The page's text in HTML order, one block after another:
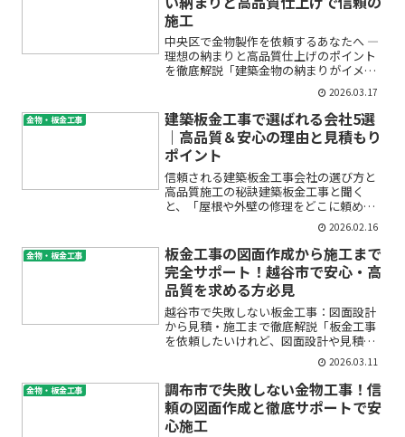
施工
中央区で金物製作を依頼するあなたへ ―
理想の納まりと高品質仕上げのポイント
を徹底解説「建築金物の納まりがイメー
ジ通りに仕上がるか不安」「オーダーメ
イドのステンレス金物製作を中央区で安
心して依頼できる業者はどこ？」「金物
納まり設計の注意点や...
2026.03.17
金物・板金工事
建築板金工事で選ばれる会社5選
｜高品質＆安心の理由と見積もり
ポイント
信頼される建築板金工事会社の選び方と
高品質施工の秘訣建築板金工事と聞く
と、「屋根や外壁の修理をどこに頼めば
いいかわからない」「見積もりが適正か
どうか不安」「仕上がりの違いが分から
ない」といった悩みをお持ちの方も多い
のではないでしょうか。特に...
2026.02.16
金物・板金工事
板金工事の図面作成から施工まで
完全サポート！越谷市で安心・高
品質を求める方必見
越谷市で失敗しない板金工事：図面設計
から見積・施工まで徹底解説「板金工事
を依頼したいけれど、図面設計や見積の
流れがわからず不安」「越谷市で信頼で
きる業者ってどう探せばいいの？」――そん
なお悩みを抱えていませんか？建物の美
観や耐久性、安全性に...
2026.03.11
金物・板金工事
調布市で失敗しない金物工事！信
頼の図面作成と徹底サポートで安
心施工